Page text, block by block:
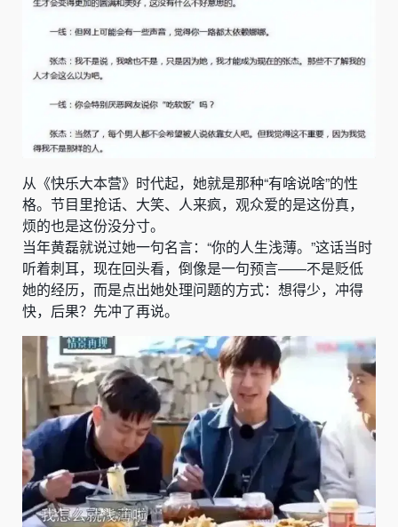
从《快乐大本营》时代起，她就是那种“有啥说啥”的性
格。节目里抢话、大笑、人来疯，观众爱的是这份真，
烦的也是这份没分寸。
当年黄磊就说过她一句名言：“你的人生浅薄。”这话当时
听着刺耳，现在回头看，倒像是一句预言——不是贬低
她的经历，而是点出她处理问题的方式：想得少，冲得
快，后果？先冲了再说。